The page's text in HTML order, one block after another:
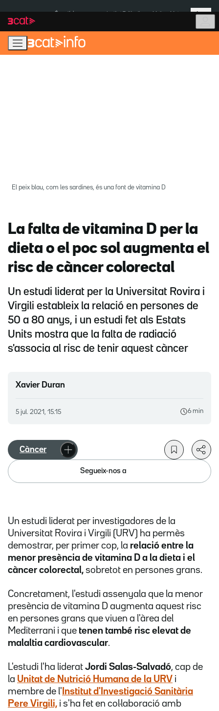
navegació
principal
contingut
Més
El peix blau, com les sardines, és una font de vitamina D
La falta de vitamina D per la
dieta o el poc sol augmenta el
risc de càncer colorectal
Un estudi liderat per la Universitat Rovira i
Virgili estableix la relació en persones de
50 a 80 anys, i un estudi fet als Estats
Units mostra que la falta de radiació
s'associa al risc de tenir aquest càncer
Xavier Duran
5 jul. 2021, 15.15 6 min
Càncer
Segueix-nos a
Un estudi liderat per investigadores de la
Universitat Rovira i Virgili (URV) ha permès
demostrar, per primer cop, la relació entre la
menor presència de vitamina D a la dieta i el
càncer colorectal, sobretot en persones grans.
Concretament, l'estudi assenyala que la menor
presència de vitamina D augmenta aquest risc
en persones grans que viuen a l'àrea del
Mediterrani i que tenen també risc elevat de
malaltia cardiovascular.
L'estudi l'ha liderat Jordi Salas-Salvadó, cap de
la Unitat de Nutrició Humana de la URV i
membre de l' Institut d'Investigació Sanitària
Pere Virgili, i s'ha fet en col·laboració amb